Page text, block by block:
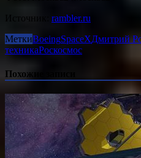
Источник: rambler.ru
МеткиBoeingSpaceXДмитрий
техникаРоскосмос
Похожие записи